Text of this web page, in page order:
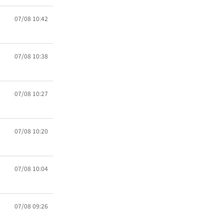
07/08 10:42
07/08 10:38
07/08 10:27
07/08 10:20
07/08 10:04
07/08 09:26